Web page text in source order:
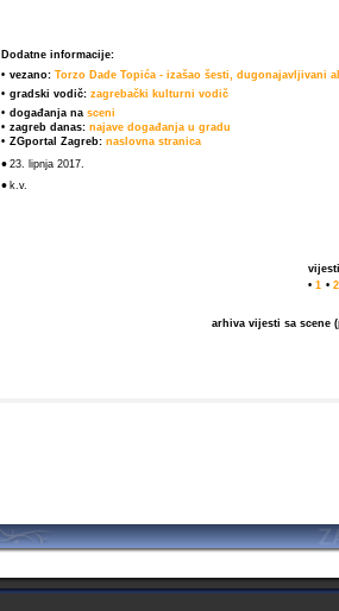
Dodatne informacije:
• vezano: Torzo Dade Topića - izašao šesti, dugonajavljivani
• gradski vodič: zagrebački kulturni vodič
• događanja na sceni
• zagreb danas: najave događanja u gradu
• ZGportal Zagreb: naslovna stranica
• 23. lipnja 2017.
• k.v.
• 1 • 2
arhiva vijesti sa scene